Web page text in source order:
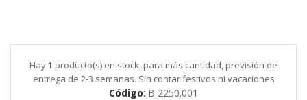
comienzo
galería
Hay1 producto(s) en stock, para más cantidad, previsión de
entrega de 2-3 semanas. Sin contar festivos ni vacaciones
Código B 2250.001